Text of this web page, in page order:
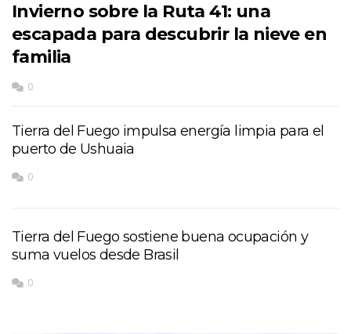
Invierno sobre la Ruta 41: una
escapada para descubrir la nieve en
familia
0
Tierra del Fuego impulsa energía limpia para el
puerto de Ushuaia
0
Tierra del Fuego sostiene buena ocupación y
suma vuelos desde Brasil
0